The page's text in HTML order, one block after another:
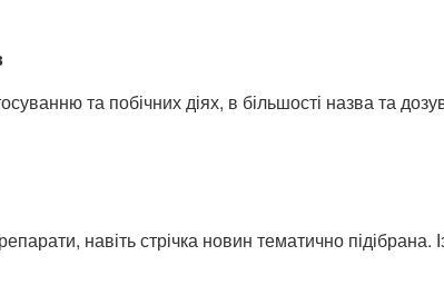
та побічних діях, в більшості назва та
навіть стрічка новин тематично